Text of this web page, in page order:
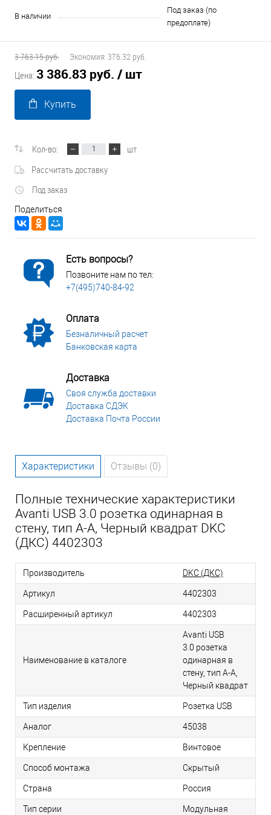
В наличии
Под заказ (по
предоплате)
3 763.15 руб. Экономия: 376.32 руб.
Цена: 3 386.83 руб. / шт
Купить
Кол-во:
шт
Рассчитать доставку
Под заказ
Поделиться
Есть вопросы?
Позвоните нам по тел:
+7(495)740-84-92
Оплата
Безналичный расчет
Банковская карта
Доставка
Своя служба доставки
Доставка СДЭК
Доставка Почта России
Характеристики Отзывы (0)
Полные технические характеристики
Avanti USB 3.0 розетка одинарная в
стену, тип А-А, Черный квадрат DKC
(ДКС) 4402303
Производитель DKC (ДКС)
Артикул 4402303
Расширенный артикул 4402303
Наименование в каталоге
Avanti USB
3.0 розетка
одинарная в
стену, тип А-А,
Черный квадрат
Тип изделия Розетка USB
Аналог 45038
Крепление Винтовое
Способ монтажа Скрытый
Страна Россия
Тип серии Модульная